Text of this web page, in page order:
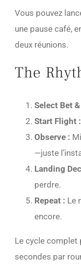
Vous pouvez
une pause café,
deux réunions.
The
Select Bet
Start Flight :
Observe :
—juste
Landing
perdre.
Repeat : Le
encore.
Le cycle complet
secondes par